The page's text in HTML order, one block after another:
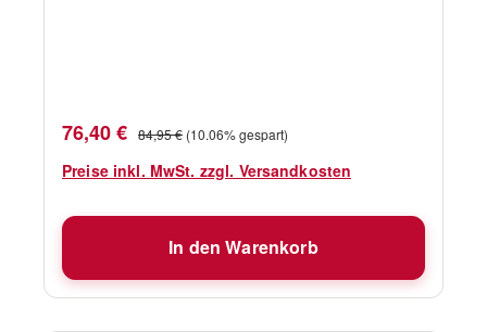
Verkaufspreis:
76,40 € Regulärer Preis:
84,95 € (10.06% gespart)
Preise inkl. MwSt. zzgl. Versandkosten
In den Warenkorb